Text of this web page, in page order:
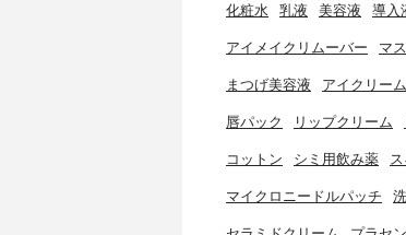
化粧水 乳液 美容液 導入
アイメイクリムーバー マ
まつげ美容液 アイクリーム
唇パック リップクリーム
コットン シミ用飲み薬
マイクロニードルパッチ